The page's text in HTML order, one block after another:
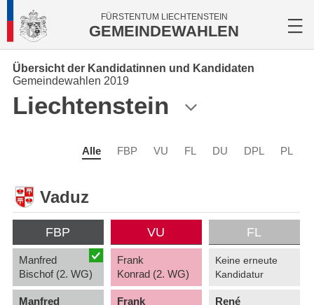
FÜRSTENTUM LIECHTENSTEIN
GEMEINDEWAHLEN
Übersicht der Kandidatinnen und Kandidaten
Gemeindewahlen 2019
Liechtenstein
Alle FBP VU FL DU DPL PL
Vaduz
FBP
Manfred
Bischof (2. WG)
Manfred
VU
Frank
Konrad (2. WG)
Frank
FL
Keine erneute
Kandidatur
René